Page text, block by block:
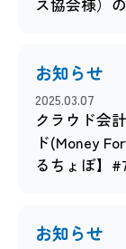
ス協会様）
お知らせ
2025.03.07
クラウド会
ド(Money
るちょぼ】
お知らせ